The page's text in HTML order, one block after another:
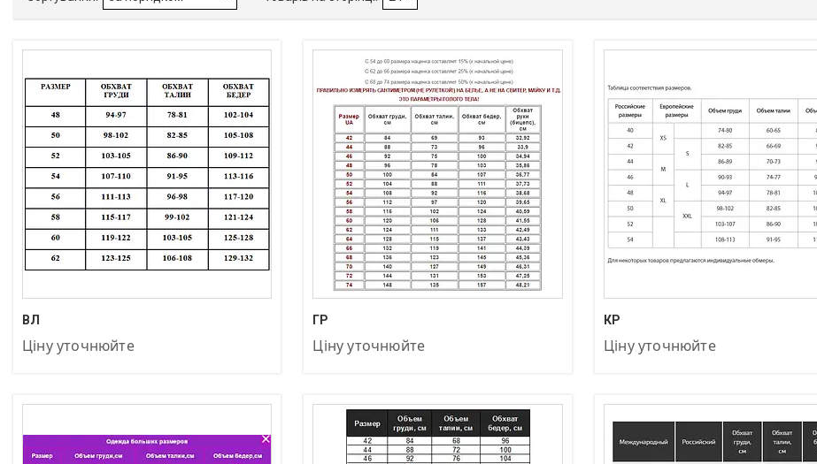
ВЛ
Ціну уточнюйте
ГР
Ціну уточнюйте
+380 (97) 872-83-04
КР
Ціну уточнюйте